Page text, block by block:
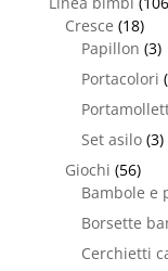
Cresce (18)
Papillon (3)
Portacolori
Set asilo (3)
Giochi (56)
Bambole e
Borsette
Cerchietti